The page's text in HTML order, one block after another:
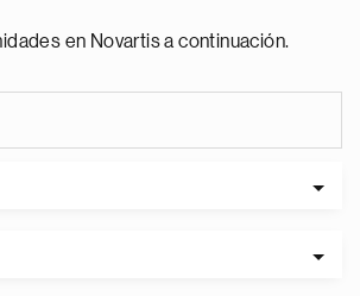
en Novartis a continuación.